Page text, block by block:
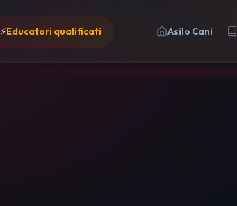
⚡Educatori qualificati Asilo Cani